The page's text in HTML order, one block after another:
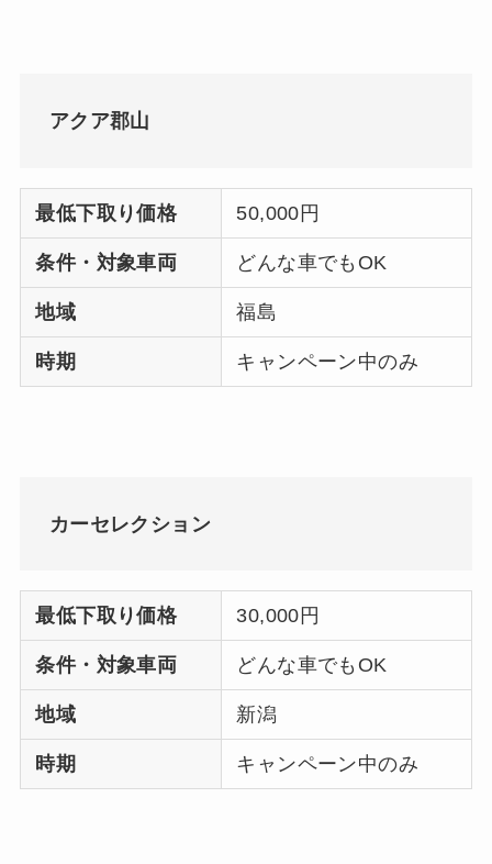
アクア郡山
最低下取り価格 50,000円
条件・対象車両 どんな車でもOK
地域 福島
時期 キャンペーン中のみ
カーセレクション
最低下取り価格 30,000円
条件・対象車両 どんな車でもOK
地域 新潟
時期 キャンペーン中のみ